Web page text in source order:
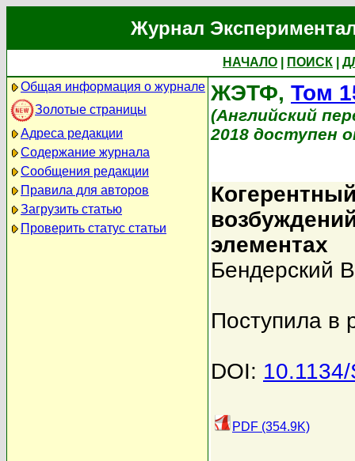
Журнал
НАЧАЛО ПОИСК
Общая информация о журнале
Золотые страницы
Адреса редакции
Содержание журнала
Сообщения редакции
Правила для авторов
Загрузить статью
Проверить статус статьи
ЖЭТФ, Том
(Английский
2018 доступен
элементах
Бендерский
Поступила в
DOI:
PDF (354.9K)